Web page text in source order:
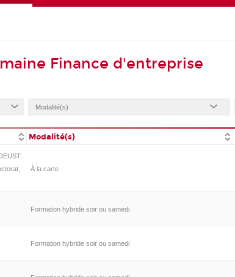
Finance d'entreprise
Modalité(s)
À la carte
Formation hybride soir ou samedi
Formation hybride soir ou samedi